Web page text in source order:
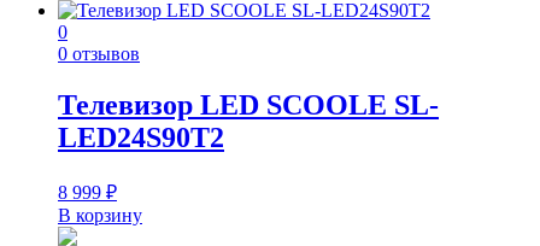
0
0 отзывов
Телевизор LED SCOOLE SL-
LED24S90T2
8 999 ₽
В корзину